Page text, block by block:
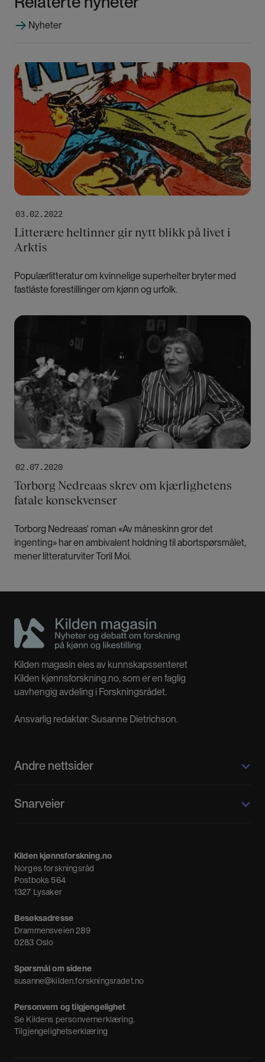
Nyheter
03.02.2022
Litterære heltinner gir nytt blikk på livet i
Arktis
Populærlitteratur om kvinnelige superhelter bryter med
fastlåste forestillinger om kjønn og urfolk.
Bilde
02.07.2020
Torborg Nedreaas skrev om kjærlighetens
fatale konsekvenser
Torborg Nedreaas' roman «Av måneskinn gror det
ingenting» har en ambivalent holdning til abortspørsmålet,
mener litteraturviter Toril Moi.
Bilde
Kilden magasin eies av kunnskapssenteret
Kilden kjønnsforskning.no, som er en faglig
uavhengig avdeling i Forskningsrådet.
Ansvarlig redaktør: Susanne Dietrichson.
Andre nettsider
Kvinnehistorie.no
Snarveier
Nyheter
Nyhetsbrev
Kilden kjønnsforskning.no
Norges forskningsråd
Postboks 564
1327 Lysaker
Besøksadresse
Drammensveien 289
0283 Oslo
Spørsmål om sidene
susanne@kilden.forskningsradet.no
Personvern og tilgjengelighet
Se Kildens personvernerklæring.
Tilgjengelighetserklæring